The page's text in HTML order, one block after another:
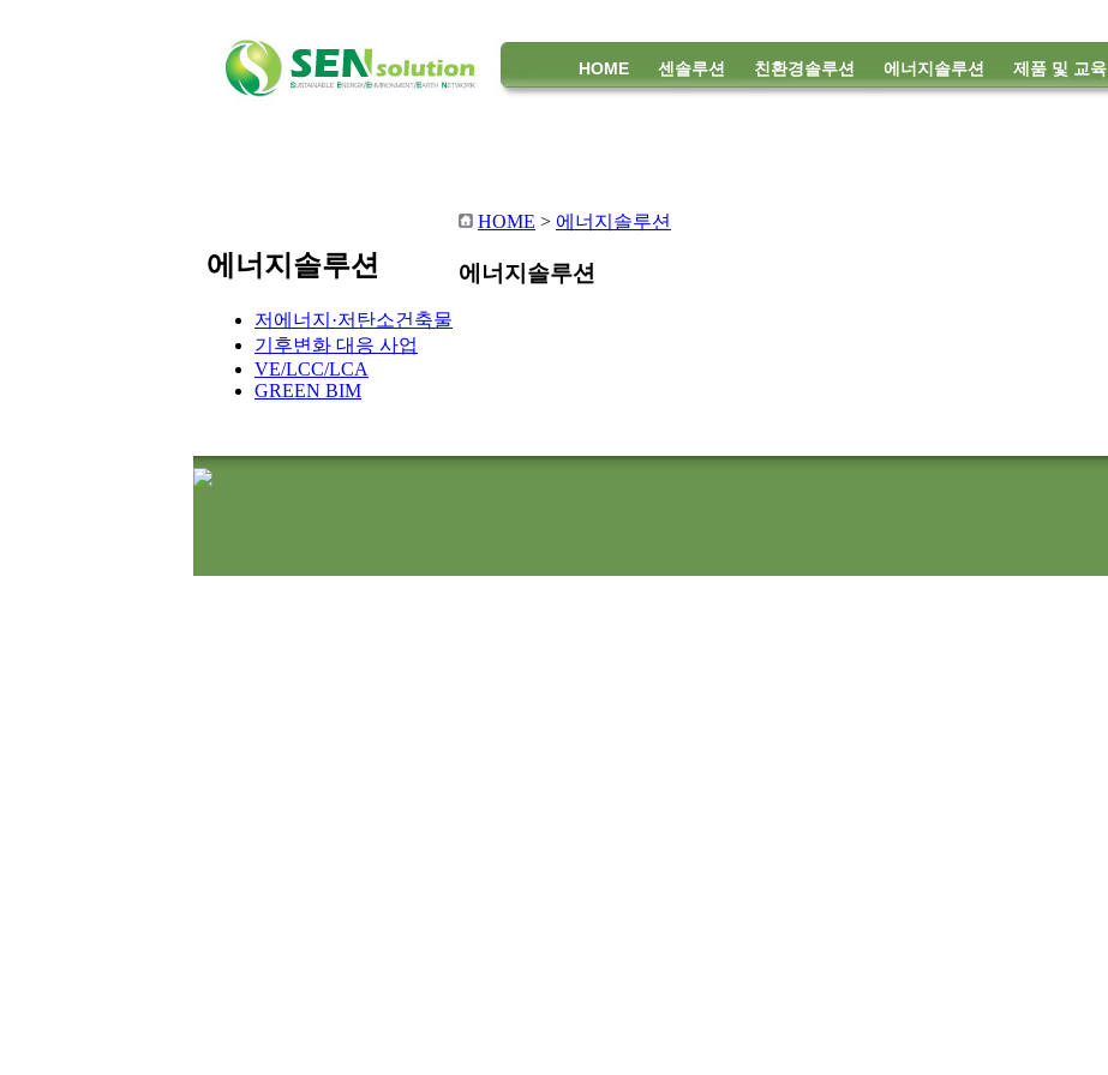
HOME 센솔루션 친환경솔루션 에너지솔루션 제품 및 교육
에너지솔루션
저에너지·저탄소건축물
기후변화 대응 사업
VE/LCC/LCA
GREEN BIM
HOME > 에너지솔루션
에너지솔루션